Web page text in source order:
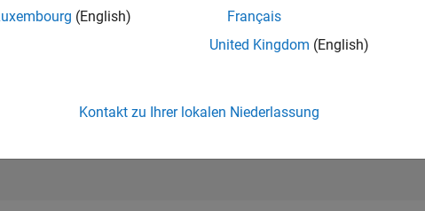
(English)
Français
United Kingdom (English)
Kontakt zu Ihrer lokalen Niederlassung